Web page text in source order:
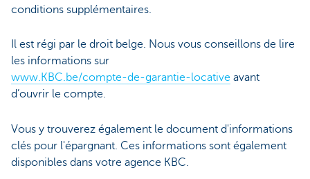
conditions supplémentaires.
Il est régi par le droit belge. Nous vous conseillons de lire
les informations sur
www.KBC.be/compte-de-garantie-locative avant
d’ouvrir le compte.
Vous y trouverez également le document d'informations
clés pour l'épargnant. Ces informations sont également
disponibles dans votre agence KBC.